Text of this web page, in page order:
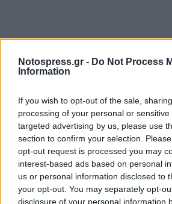
Notospress.gr - Do Not Process
Information
If you wish to opt-out of the sale,
processing of your personal or
targeted advertising by us, please use
section to confirm your selection.
opt-out request is processed you may
interest-based ads based on personal
us or personal information disclosed to
your opt-out. You may separately opt-
disclosure of your personal information